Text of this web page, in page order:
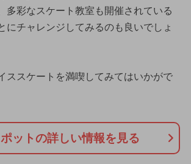
多彩なスケート教室も開催されている
にチャレンジしてみるのも良いでしょ
ススケートを満喫してみてはいかがで
ットの詳しい情報を見る